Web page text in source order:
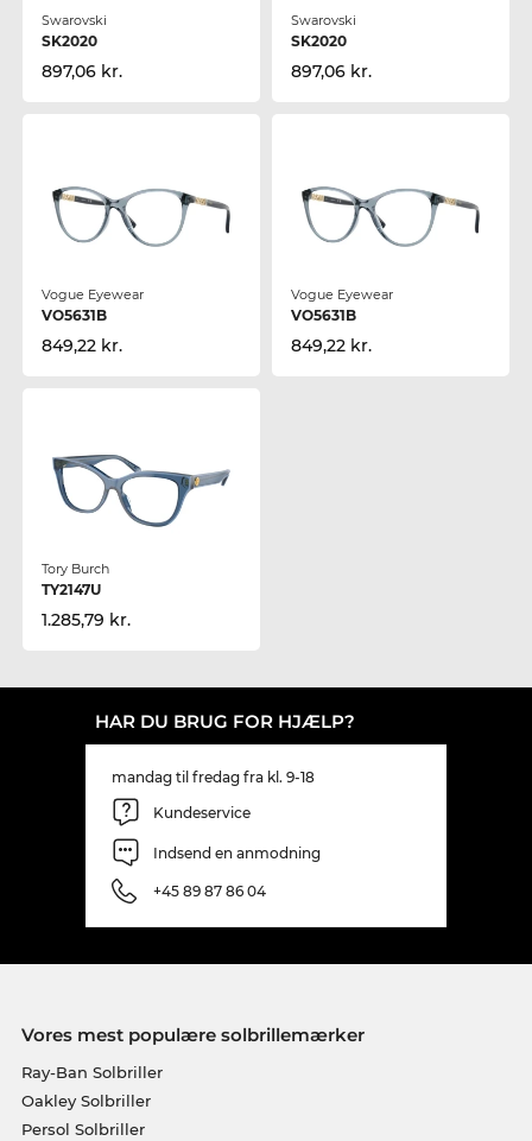
Swarovski
SK2020
897,06 kr.
Swarovski
SK2020
897,06 kr.
Vogue Eyewear
VO5631B
849,22 kr.
Vogue Eyewear
VO5631B
849,22 kr.
Tory Burch
TY2147U
1.285,79 kr.
HAR DU BRUG FOR HJÆLP?
mandag til fredag fra kl. 9-18
Kundeservice
Indsend en anmodning
+45 89 87 86 04
Vores mest populære solbrillemærker
Ray-Ban Solbriller
Oakley Solbriller
Persol Solbriller